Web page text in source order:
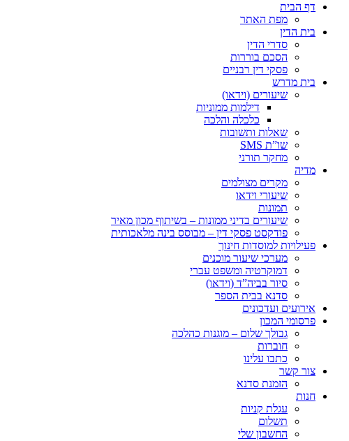
דף הבית
מפת האתר
בית הדין
סדרי הדין
הסכם בוררות
פסקי דין רבניים
בית מדרש
שיעורים (וידאו)
דילמות ממוניות
כלכלה והלכה
שאלות ותשובות
שו”ת SMS
מחקר תורני
מדיה
מקרים מצולמים
שיעורי וידאו
תמונות
שיעורים בדיני ממונות – בשיתוף מכון מאיר
פודקסט פסקי דין – מבוסס בינה מלאכותית
פעילויות למוסדות חינוך
מערכי שיעור מוכנים
דמוקרטיה ומשפט עברי
סיור בביה”ד (וידאו)
סדנא בבית הספר
אירועים ועדכונים
פרסומי המכון
גבולך שלום – מוגנות כהלכה
חוברות
כתבו עלינו
צור קשר
הזמנת סדנא
חנות
עגלת קניות
תשלום
החשבון שלי